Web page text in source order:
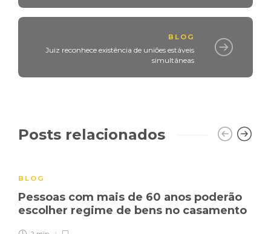
BLOG
Juiz reconhece existência de uniões estáveis
simultâneas
Posts relacionados
BLOG
Pessoas com mais de 60 anos poderão
escolher regime de bens no casamento